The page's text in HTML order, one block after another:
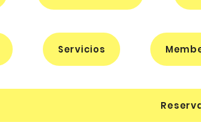
Servicios